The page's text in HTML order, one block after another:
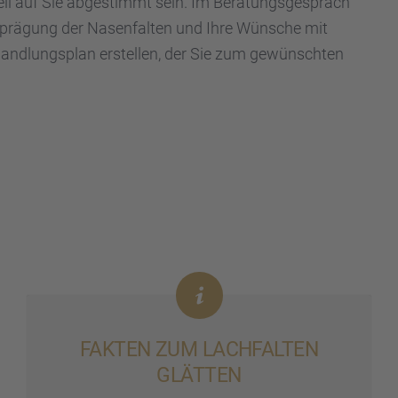
der Nasen­fal­ten und Ihre Wünsche mit
erstel­len, der Sie zum gewünsch­ten
FAKTEN ZUM LACHFAL­TEN
GLÄTTEN